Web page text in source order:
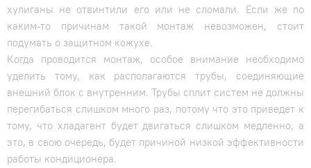
хулиганы не отвинтили его или не сломали. Если же по
каким-то причинам такой монтаж невозможен, стоит
подумать о защитном кожухе.
Когда проводится монтаж, особое внимание необходимо
уделить тому, как располагаются трубы, соединяющие
внешний блок с внутренним. Трубы сплит систем не должны
перегибаться слишком много раз, потому что это приведет к
тому, что хладагент будет двигаться слишком медленно, а
это, в свою очередь, будет причиной низкой эффективности
работы кондиционера.